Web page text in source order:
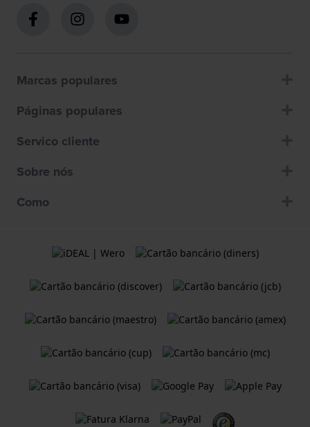
Marcas populares
Páginas populares
Servico cliente
Sobre nós
Como